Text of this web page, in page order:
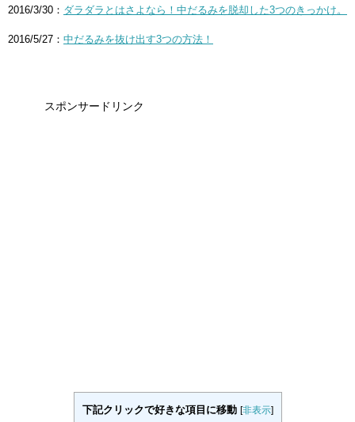
2016/3/30： ダラダラとはさよなら！中だるみを脱却した3つのきっかけ。
2016/5/27： 中だるみを抜け出す3つの方法！
スポンサードリンク
下記クリックで好きな項目に移動 [非表示]